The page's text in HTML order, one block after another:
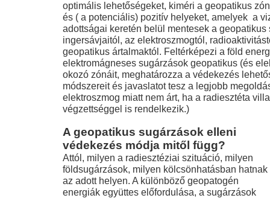
optimális lehetőségeket, kiméri a geopatikus
és ( a potenciális) pozitív helyeket, amelyek a
adottságai keretén belül mentesek a geopatikus
ingersávjaitól, az elektroszmogtól,
geopatikus ártalmaktól. Feltérképezi a föld
elektromágneses sugárzások geopatikus (és
okozó zónáit, meghatározza a védekezés
módszereit és javaslatot tesz a legjobb
elektroszmog miatt nem árt, ha a radiesztéta
végzettséggel is rendelkezik.)
A geopatikus sugárzások elleni
védekezés módja mitől függ?
Attól, milyen a radiesztéziai szituáció, milyen
földsugárzások, milyen kölcsönhatásban hatnak
az adott helyen. A különböző geopatogén
energiák együttes előfordulása, a sugárzások